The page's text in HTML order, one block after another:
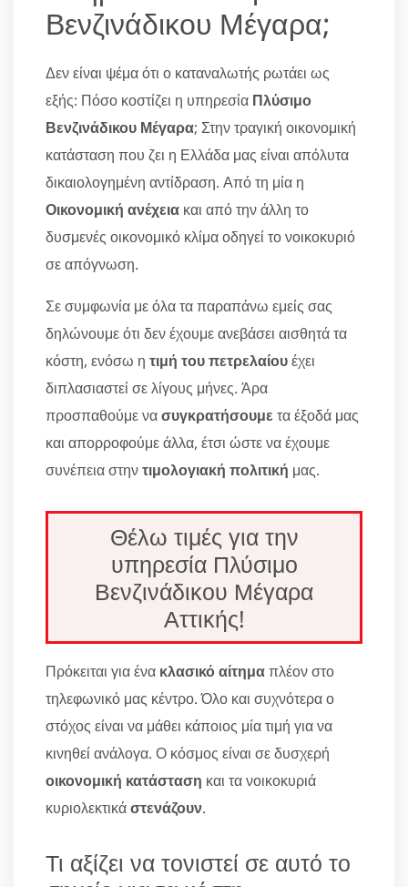
Βενζινάδικου Μέγαρα;
Δεν είναι ψέμα ότι ο καταναλωτής ρωτάει ως
εξής: Πόσο κοστίζει η υπηρεσία Πλύσιμο
Βενζινάδικου Μέγαρα; Στην τραγική οικονομική
κατάσταση που ζει η Ελλάδα μας είναι απόλυτα
δικαιολογημένη αντίδραση. Από τη μία η
Οικονομική ανέχεια και από την άλλη το
δυσμενές οικονομικό κλίμα οδηγεί το νοικοκυριό
σε απόγνωση.
Σε συμφωνία με όλα τα παραπάνω εμείς σας
δηλώνουμε ότι δεν έχουμε ανεβάσει αισθητά τα
κόστη, ενόσω η τιμή του πετρελαίουέχει
διπλασιαστεί σε λίγους μήνες. Άρα
προσπαθούμε νασυγκρατήσουμε τα έξοδά μας
και απορροφούμε άλλα, έτσι ώστε να έχουμε
συνέπεια στηντιμολογιακή πολιτική μας.
Θέλω τιμές για την
υπηρεσία Πλύσιμο
Βενζινάδικου Μέγαρα
Αττικής!
Πρόκειται για ένα κλασικό αίτημαπλέον στο
τηλεφωνικό μας κέντρο. Όλο και συχνότερα ο
στόχος είναι να μάθει κάποιος μία τιμή για να
κινηθεί ανάλογα. Ο κόσμος είναι σε δυσχερή
οικονομική κατάσταση και τα νοικοκυριά
κυριολεκτικάστενάζουν.
Τι αξίζει να τονιστεί σε αυτό το